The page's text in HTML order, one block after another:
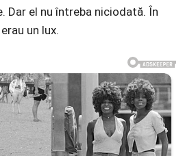
Dar el nu întreba niciodată. În
un lux.